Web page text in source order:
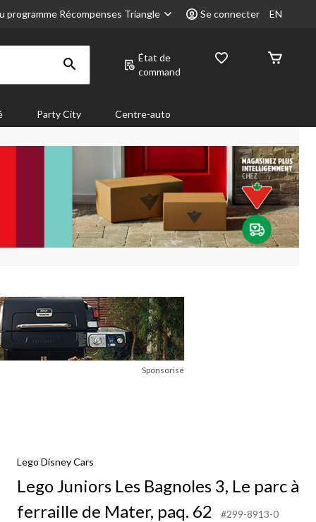
programme Récompenses Triangle Se connecter EN
État de
command
Party City Centre-auto
Sponsorisé
Lego Disney Cars
Lego Juniors Les Bagnoles 3, Le parc à
ferraille de Mater, paq. 62
#299-8913-0